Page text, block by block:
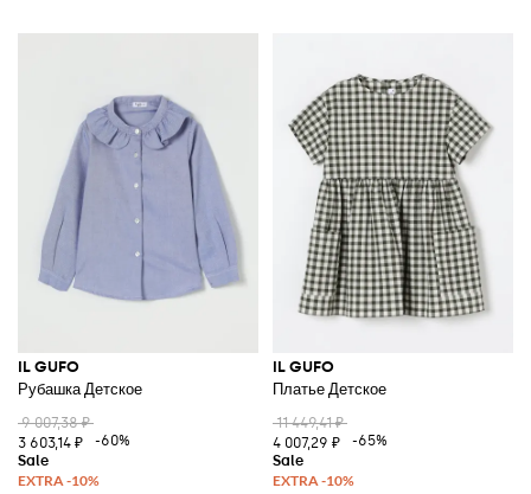
IL GUFO
Рубашка Детское
9 007,38 ₽
3 603,14 ₽
-60%
IL GUFO
Платье Детское
11 449,41 ₽
4 007,29 ₽
-65%